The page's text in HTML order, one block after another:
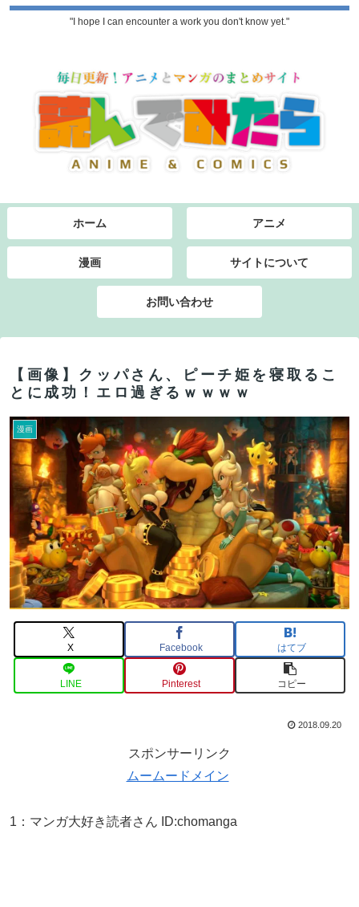
"I hope I can encounter a work you don't know yet."
ホーム アニメ
漫画 サイトについて
お問い合わせ
【画像】クッパさん、ピーチ姫を寝取るこ
とに成功！エロ過ぎるｗｗｗｗ
漫画
X Facebook はてブ
LINE Pinterest コピー
2018.09.20
スポンサーリンク
ムームードメイン
1 ： マンガ大好き読者さん ID:chomanga